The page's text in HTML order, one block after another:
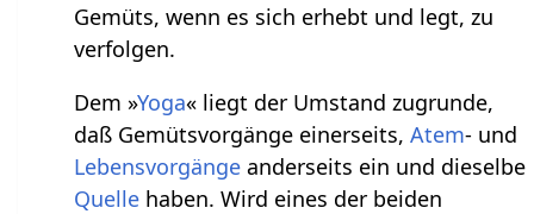
Gemüts, wenn es sich erhebt und legt, zu
verfolgen.
Dem »Yoga« liegt der Umstand zugrunde,
daß Gemütsvorgänge einerseits,Atem- und
Lebensvorgänge anderseits ein und dieselbe
Quelle haben. Wird eines der beiden